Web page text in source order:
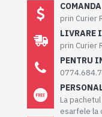
prin Curier
LIVRARE
prin Curier
PENTRU
La
esarfele la